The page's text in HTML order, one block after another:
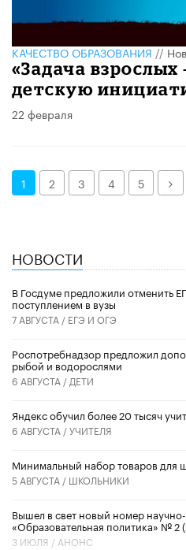
КАЧЕСТВО ОБРАЗОВАНИЯ//
«Задача взрослых
детскую
22 февраля
1 2 3 4 5
НОВОСТИ
В Госдуме предложили отменить
поступлением в вузы
7 АВГУСТА / ЕГЭ И ОГЭ
Роспотребнадзор предложил
рыбой и водорослями
6 АВГУСТА / ДЕТИ
​Яндекс обучил более 20 тысяч
6 АВГУСТА /УЧИТЕЛЯ
Минимальный набор товаров для
5 АВГУСТА / ШКОЛЬНИКИ
Вышел в свет новый номер
«Образовательная политика» № 2
3 ИЮЛЯ / АНОНС